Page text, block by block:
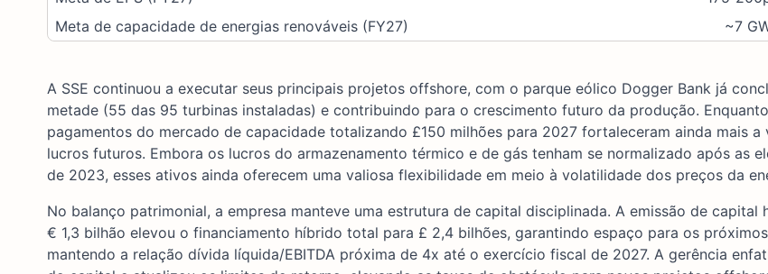
Meta de capacidade de energias renováveis (FY27)
~7
A SSE continuou a executar seus principais projetos offshore, com o parque eólico Dogger Bank já
metade (55 das 95 turbinas instaladas) e contribuindo para o crescimento futuro da produção.
pagamentos do mercado de capacidade totalizando £150 milhões para 2027 fortaleceram ainda mais a
lucros futuros. Embora os lucros do armazenamento térmico e de gás tenham se normalizado após as
de 2023, esses ativos ainda oferecem uma valiosa flexibilidade em meio à volatilidade dos preços da
No balanço patrimonial, a empresa manteve uma estrutura de capital disciplinada. A emissão de capital
€ 1,3 bilhão elevou o financiamento híbrido total para £ 2,4 bilhões, garantindo espaço para os
mantendo a relação dívida líquida/EBITDA próxima de 4x até o exercício fiscal de 2027. A gerência